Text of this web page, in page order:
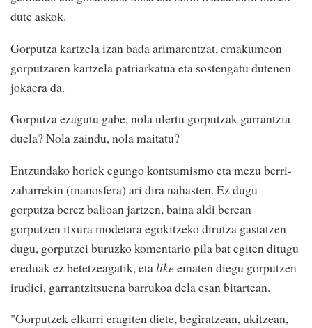
dute askok.
Gorputza kartzela izan bada arimarentzat, emakumeon
gorputzaren kartzela patriarkatua eta sostengatu dutenen
jokaera da.
Gorputza ezagutu gabe, nola ulertu gorputzak garrantzia
duela? Nola zaindu, nola maitatu?
Entzundako horiek egungo kontsumismo eta mezu berri-
zaharrekin (manosfera) ari dira nahasten. Ez dugu
gorputza berez balioan jartzen, baina aldi berean
gorputzen itxura modetara egokitzeko dirutza gastatzen
dugu, gorputzei buruzko komentario pila bat egiten ditugu
ereduak ez betetzeagatik, etalikeematen diegu gorputzen
irudiei, garrantzitsuena barrukoa dela esan bitartean.
"Gorputzek elkarri eragiten diete, begiratzean, ukitzean,